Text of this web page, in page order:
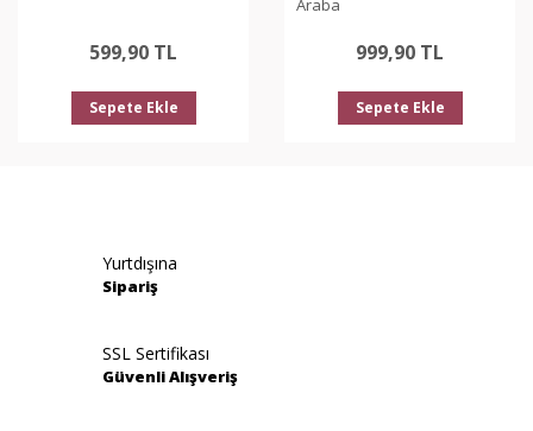
599,90 TL
Sepete Ekle
Araba
999,90 TL
Sepete Ekle
Yurtdışına
Sipariş
SSL Sertifikası
Güvenli Alışveriş